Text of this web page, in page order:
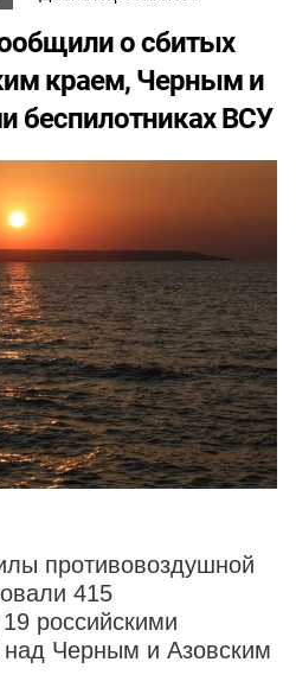
о сбитых
краем, Черным и
беспилотниках ВСУ
противовоздушной
415
российскими
над Черным и Азовским